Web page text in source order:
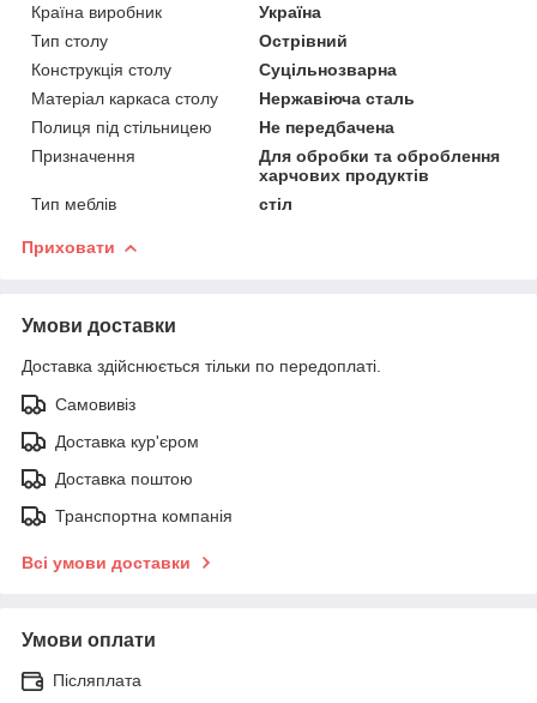
Країна виробник
Україна
Тип столу
Острівний
Конструкція столу
Суцільнозварна
Матеріал каркаса столу
Нержавіюча сталь
Полиця під стільницею
Не передбачена
Призначення
Для обробки та оброблення
харчових продуктів
Тип меблів
стіл
Приховати
Умови доставки
Доставка здійснюється тільки по передоплаті.
Самовивіз
Доставка кур'єром
Доставка поштою
Транспортна компанія
Всі умови доставки
Умови оплати
Післяплата